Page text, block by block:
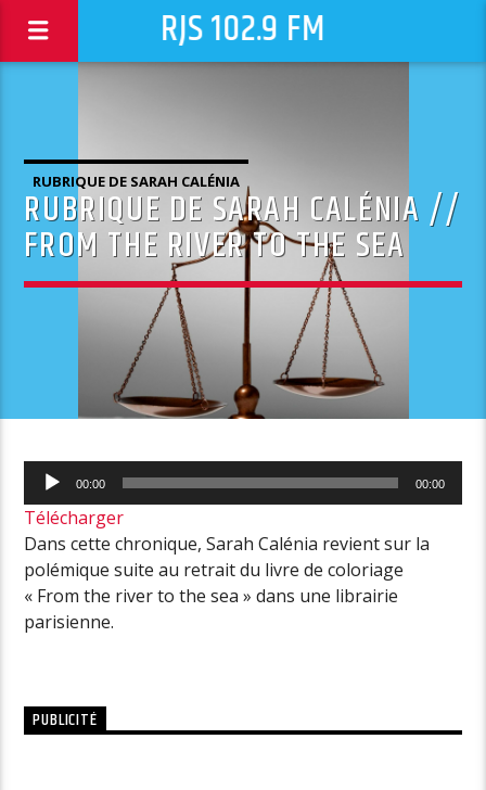
RJS 102.9 FM
RUBRIQUE DE SARAH CALÉNIA
RUBRIQUE DE SARAH CALÉNIA //
FROM THE RIVER TO THE SEA
Lecteur
audio
00:00 00:00
Télécharger
Dans cette chronique, Sarah Calénia revient sur la
polémique suite au retrait du livre de coloriage
« From the river to the sea » dans une librairie
parisienne.
PUBLICITÉ